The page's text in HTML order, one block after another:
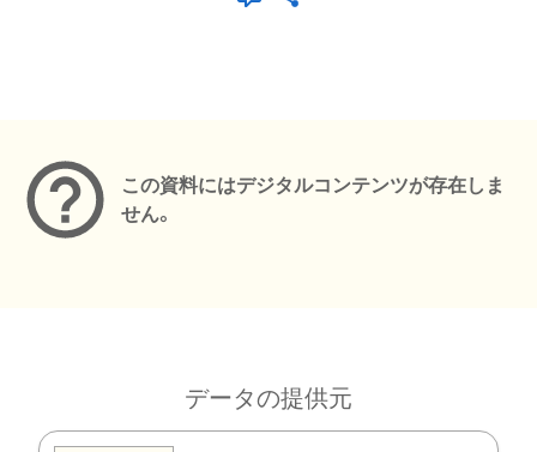
この資料にはデジタルコンテンツが存在しま
せん。
データの提供元